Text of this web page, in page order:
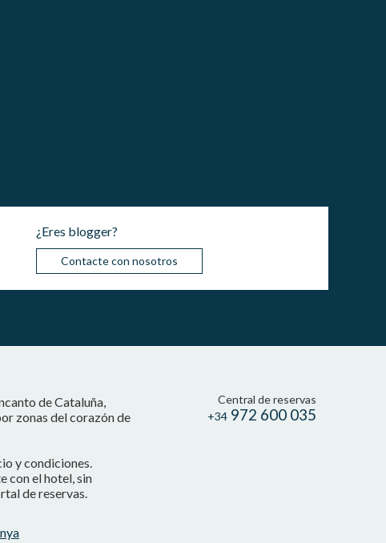
¿Eres blogger?
Contacte con nosotros
de Cataluña,
zonas del corazón de
y condiciones.
con el hotel, sin
de reservas.
Central de reservas
+34 972 600 035